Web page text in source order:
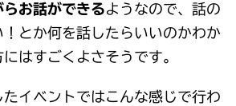
お話ができるようなので、話の
とか何を話したらいいのかわか
はすごくよさそうです。
イベントではこんな感じで行わ